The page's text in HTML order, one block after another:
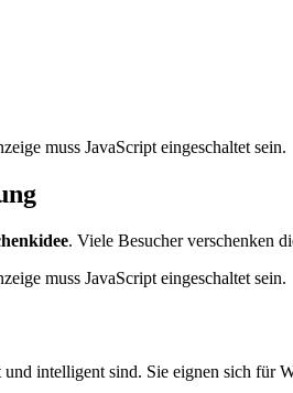
muss JavaScript eingeschaltet sein.
. Viele Besucher verschenken
muss JavaScript eingeschaltet sein.
intelligent sind. Sie eignen sich